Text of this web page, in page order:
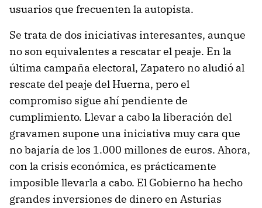
usuarios que frecuenten la autopista.
Se trata de dos iniciativas interesantes, aunque
no son equivalentes a rescatar el peaje. En la
última campaña electoral, Zapatero no aludió al
rescate del peaje del Huerna, pero el
compromiso sigue ahí pendiente de
cumplimiento. Llevar a cabo la liberación del
gravamen supone una iniciativa muy cara que
no bajaría de los 1.000 millones de euros. Ahora,
con la crisis económica, es prácticamente
imposible llevarla a cabo. El Gobierno ha hecho
grandes inversiones de dinero en Asturias